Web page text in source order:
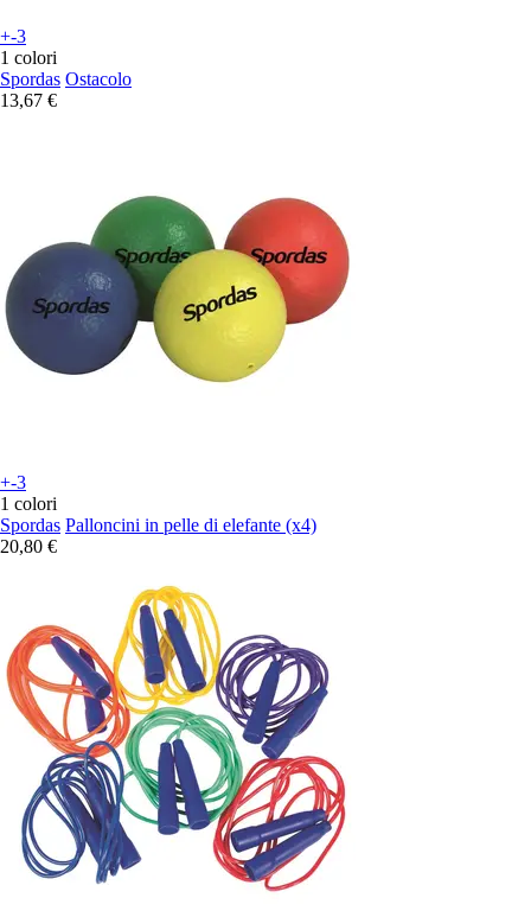
+-3
1 colori
Spordas Ostacolo
13,67 €
+-3
1 colori
Spordas Palloncini in pelle di elefante (x4)
20,80 €